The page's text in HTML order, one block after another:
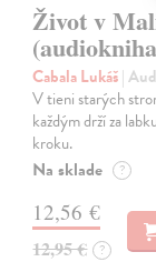
Život v
Cabala Lukáš|
V tieni starých
každým drží za
kroku.
Na sklade ?
12,56 €
12,95 € ?